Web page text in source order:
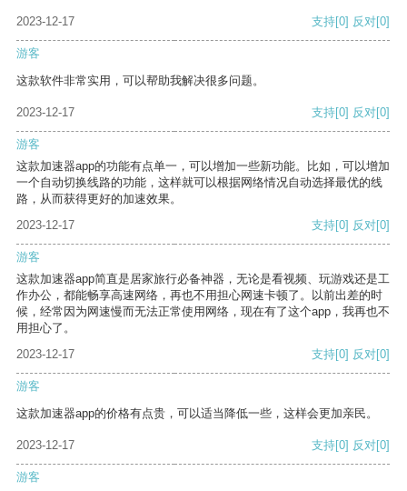
2023-12-17 支持[0] 反对[0]
游客
这款软件非常实用，可以帮助我解决很多问题。
2023-12-17 支持[0] 反对[0]
游客
这款加速器app的功能有点单一，可以增加一些新功能。比如，可以增加
一个自动切换线路的功能，这样就可以根据网络情况自动选择最优的线
路，从而获得更好的加速效果。
2023-12-17
支持[0] 反对[0]
游客
这款加速器app简直是居家旅行必备神器，无论是看视频、玩游戏还是工
作办公，都能畅享高速网络，再也不用担心网速卡顿了。以前出差的时
候，经常因为网速慢而无法正常使用网络，现在有了这个app，我再也不
用担心了。
2023-12-17
支持[0] 反对[0]
游客
这款加速器app的价格有点贵，可以适当降低一些，这样会更加亲民。
2023-12-17 支持[0] 反对[0]
游客